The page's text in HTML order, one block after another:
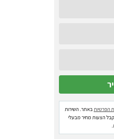
הפרטיותבאתר. השירות
הצעות מחיר מבעלי